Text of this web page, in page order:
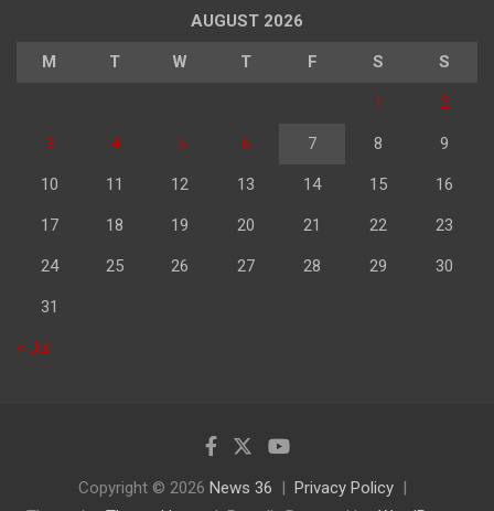
AUGUST 2026
M T W T F S S
1 2
3 4 5 6 7 8 9
10 11 12 13 14 15 16
17 18 19 20 21 22 23
24 25 26 27 28 29 30
31
« Jul
Copyright © 2026 News 36
Privacy Policy